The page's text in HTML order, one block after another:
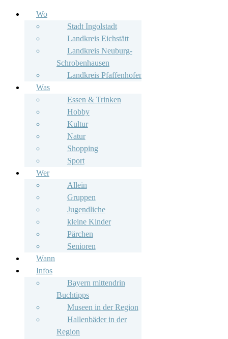
Wo
Stadt Ingolstadt
Landkreis Eichstätt
Landkreis Neuburg-
Schrobenhausen
Landkreis Pfaffenhofen
Was
Essen & Trinken
Hobby
Kultur
Natur
Shopping
Sport
Wer
Allein
Gruppen
Jugendliche
kleine Kinder
Pärchen
Senioren
Wann
Infos
Bayern mittendrin
Buchtipps
Museen in der Region
Hallenbäder in der
Region